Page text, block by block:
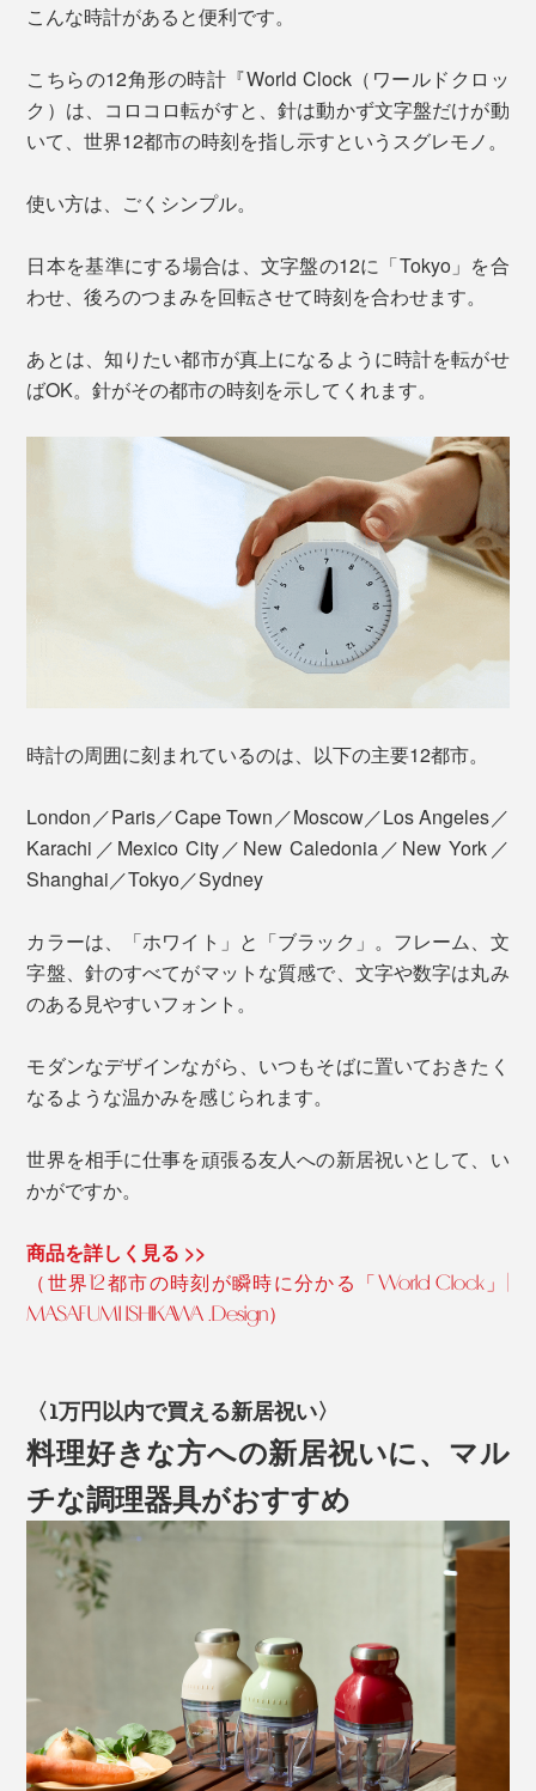
こんな時計があると便利です。
こちらの12角形の時計『World Clock（ワールドクロッ
ク）は、コロコロ転がすと、針は動かず文字盤だけが動
いて、世界12都市の時刻を指し示すというスグレモノ。
使い方は、ごくシンプル。
日本を基準にする場合は、文字盤の12に「Tokyo」を合
わせ、後ろのつまみを回転させて時刻を合わせます。
あとは、知りたい都市が真上になるように時計を転がせ
ばOK。針がその都市の時刻を示してくれます。
時計の周囲に刻まれているのは、以下の主要12都市。
London／Paris／Cape Town／Moscow／Los Angeles／
Karachi／Mexico City／New Caledonia／New York／
Shanghai／Tokyo／Sydney
カラーは、「ホワイト」と「ブラック」。フレーム、文
字盤、針のすべてがマットな質感で、文字や数字は丸み
のある見やすいフォント。
モダンなデザインながら、いつもそばに置いておきたく
なるような温かみを感じられます。
世界を相手に仕事を頑張る友人への新居祝いとして、い
かがですか。
商品を詳しく見る >>
（世界12都市の時刻が瞬時に分かる「World Clock」|
MASAFUMI ISHIKAWA .Design）
〈1万円以内で買える新居祝い〉
料理好きな方への新居祝いに、マル
チな調理器具がおすすめ